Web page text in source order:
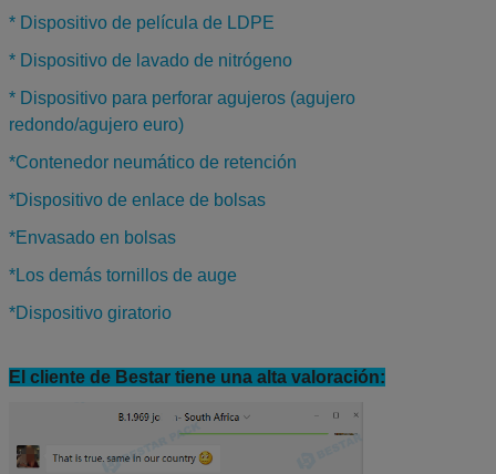
* Dispositivo de película de LDPE
* Dispositivo de lavado de nitrógeno
* Dispositivo para perforar agujeros (agujero
redondo/agujero euro)
*Contenedor neumático de retención
*Dispositivo de enlace de bolsas
*Envasado en bolsas
*Los demás tornillos de auge
*Dispositivo giratorio
El cliente de Bestar tiene una alta valoración: